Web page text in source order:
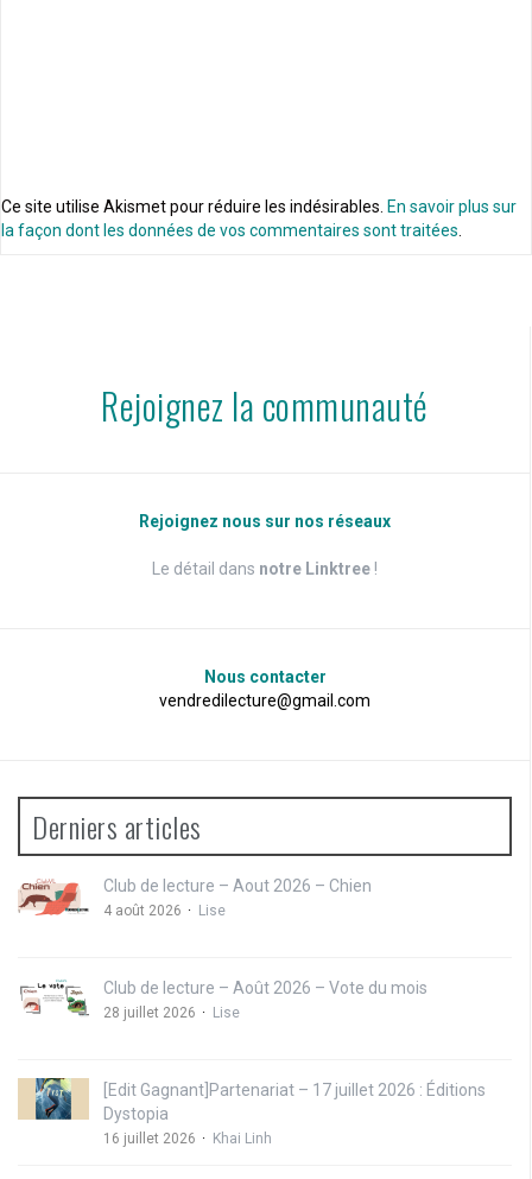
Ce site utilise Akismet pour réduire les indésirables. En savoir plus sur
la façon dont les données de vos commentaires sont traitées
Rejoignez la communauté
Rejoignez nous sur nos réseaux
Le détail dans notre Linktree !
Nous contacter
vendredilecture@gmail.com
Derniers articles
Club de lecture – Aout 2026 – Chien
4 août 2026 Lise
Club de lecture – Août 2026 – Vote du mois
28 juillet 2026 Lise
[Edit Gagnant]Partenariat – 17 juillet 2026 : Éditions
Dystopia
16 juillet 2026 Khai Linh